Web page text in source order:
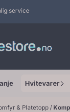
service
Hvitevarer
& Platetopp /